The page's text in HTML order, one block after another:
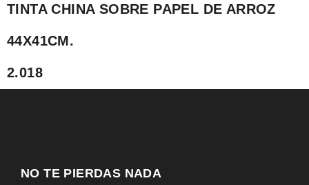
TINTA CHINA SOBRE PAPEL DE ARROZ
44X41CM.
2.018
NO TE PIERDAS NADA